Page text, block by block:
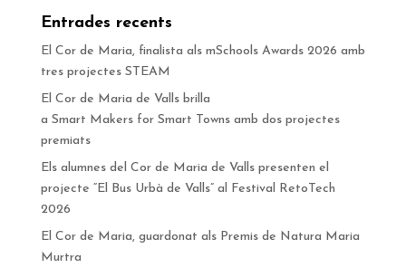
Entrades recents
El Cor de Maria, finalista als mSchools Awards 2026 amb
tres projectes STEAM
El Cor de Maria de Valls brilla
a Smart Makers for Smart Towns amb dos projectes
premiats
Els alumnes del Cor de Maria de Valls presenten el
projecte “El Bus Urbà de Valls” al Festival RetoTech
2026
El Cor de Maria, guardonat als Premis de Natura Maria
Murtra